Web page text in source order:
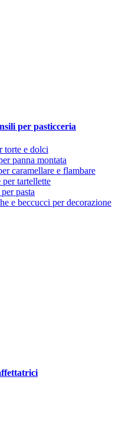
per pasticceria
torte e dolci
panna montata
caramellare e flambare
tartellette
pasta
e beccucci per decorazione